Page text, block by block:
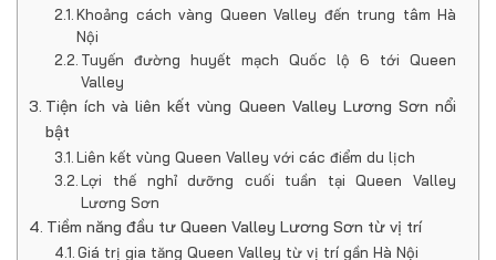
Khoảng cách vàng Queen Valley đến trung tâm Hà
Nội
Tuyến đường huyết mạch Quốc lộ 6 tới Queen
Valley
Tiện ích và liên kết vùng Queen Valley Lương Sơn nổi
bật
Liên kết vùng Queen Valley với các điểm du lịch
Lợi thế nghỉ dưỡng cuối tuần tại Queen Valley
Lương Sơn
Tiềm năng đầu tư Queen Valley Lương Sơn từ vị trí
Giá trị gia tăng Queen Valley từ vị trí gần Hà Nội